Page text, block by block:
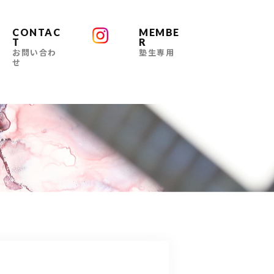
CONTAC
T
お問い合わ
せ
MEMBE
R
塾生専用